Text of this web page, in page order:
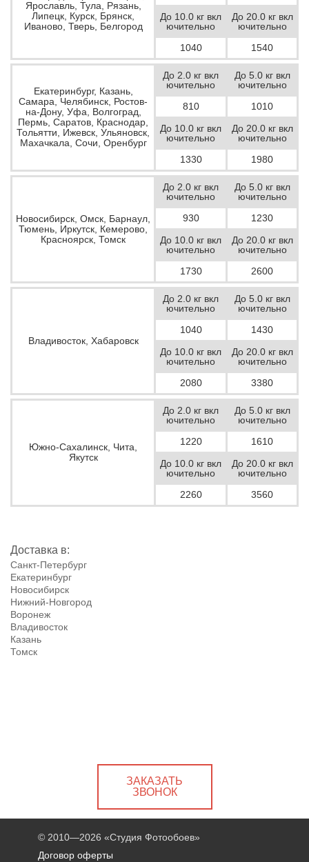
Ярославль, Тула, Рязань,
Липецк, Курск, Брянск,
Иваново, Тверь, Белгород
До 10.0 кг вкл
ючительно
До 20.0 кг вкл
ючительно
1040
1540
Екатеринбург, Казань,
Самара, Челябинск, Ростов-
на-Дону, Уфа, Волгоград,
Пермь, Саратов, Краснодар,
Тольятти, Ижевск, Ульяновск,
Махачкала, Сочи, Оренбург
До 2.0 кг вкл
ючительно
До 5.0 кг вкл
ючительно
810
1010
До 10.0 кг вкл
ючительно
До 20.0 кг вкл
ючительно
1330
1980
Новосибирск, Омск, Барнаул,
Тюмень, Иркутск, Кемерово,
Красноярск, Томск
До 2.0 кг вкл
ючительно
До 5.0 кг вкл
ючительно
930
1230
До 10.0 кг вкл
ючительно
До 20.0 кг вкл
ючительно
1730
2600
Владивосток, Хабаровск
До 2.0 кг вкл
ючительно
До 5.0 кг вкл
ючительно
1040
1430
До 10.0 кг вкл
ючительно
До 20.0 кг вкл
ючительно
2080
3380
Южно-Сахалинск, Чита,
Якутск
До 2.0 кг вкл
ючительно
До 5.0 кг вкл
ючительно
1220
1610
До 10.0 кг вкл
ючительно
До 20.0 кг вкл
ючительно
2260
3560
Доставка в:
Санкт-Петербург
Екатеринбург
Новосибирск
Нижний-Новгород
Воронеж
Владивосток
Казань
Томск
ЗАКАЗАТЬ
ЗВОНОК
© 2010—2026 «Студия Фотообоев»
Договор оферты